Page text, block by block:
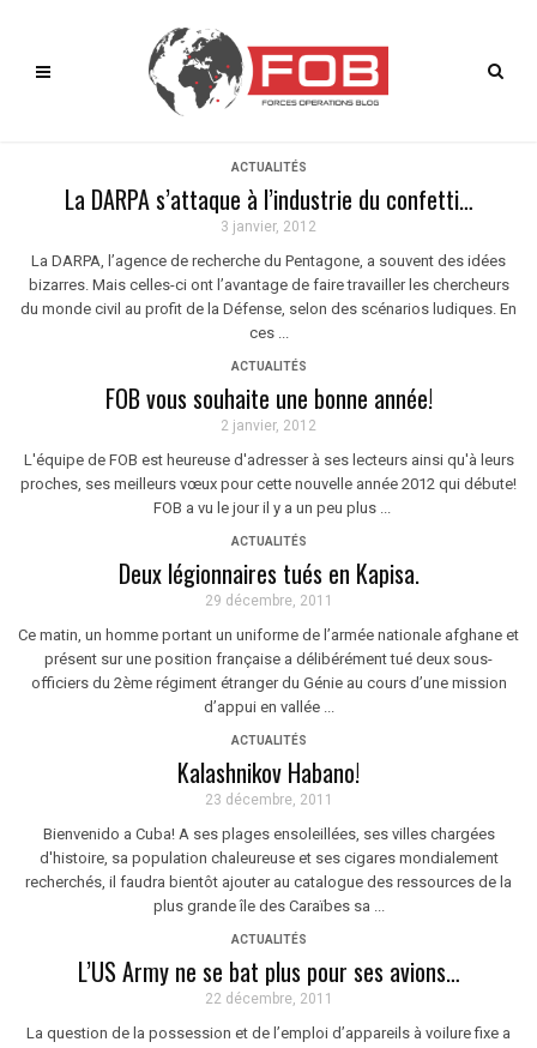
ACTUALITÉS
La DARPA s’attaque à l’industrie du confetti…
3 janvier, 2012
La DARPA, l’agence de recherche du Pentagone, a souvent des idées
bizarres. Mais celles-ci ont l’avantage de faire travailler les chercheurs
du monde civil au profit de la Défense, selon des scénarios ludiques. En
ces ...
ACTUALITÉS
FOB vous souhaite une bonne année!
2 janvier, 2012
L'équipe de FOB est heureuse d'adresser à ses lecteurs ainsi qu'à leurs
proches, ses meilleurs vœux pour cette nouvelle année 2012 qui débute!
FOB a vu le jour il y a un peu plus ...
ACTUALITÉS
Deux légionnaires tués en Kapisa.
29 décembre, 2011
Ce matin, un homme portant un uniforme de l’armée nationale afghane et
présent sur une position française a délibérément tué deux sous-
officiers du 2ème régiment étranger du Génie au cours d’une mission
d’appui en vallée ...
ACTUALITÉS
Kalashnikov Habano!
23 décembre, 2011
Bienvenido a Cuba! A ses plages ensoleillées, ses villes chargées
d'histoire, sa population chaleureuse et ses cigares mondialement
recherchés, il faudra bientôt ajouter au catalogue des ressources de la
plus grande île des Caraïbes sa ...
ACTUALITÉS
L’US Army ne se bat plus pour ses avions…
22 décembre, 2011
La question de la possession et de l’emploi d’appareils à voilure fixe a